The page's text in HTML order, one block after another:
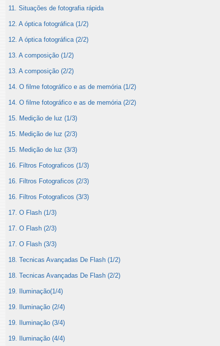
11. Situações de fotografia rápida
12. A óptica fotográfica (1/2)
12. A óptica fotográfica (2/2)
13. A composição (1/2)
13. A composição (2/2)
14. O filme fotográfico e as de memória (1/2)
14. O filme fotográfico e as de memória (2/2)
15. Medição de luz (1/3)
15. Medição de luz (2/3)
15. Medição de luz (3/3)
16. Filtros Fotograficos (1/3)
16. Filtros Fotograficos (2/3)
16. Filtros Fotograficos (3/3)
17. O Flash (1/3)
17. O Flash (2/3)
17. O Flash (3/3)
18. Tecnicas Avançadas De Flash (1/2)
18. Tecnicas Avançadas De Flash (2/2)
19. Iluminação(1/4)
19. Iluminação (2/4)
19. Iluminação (3/4)
19. Iluminação (4/4)